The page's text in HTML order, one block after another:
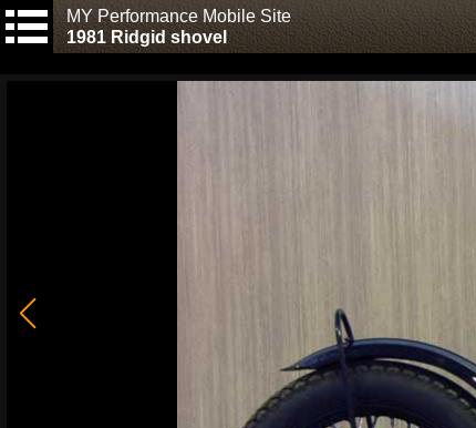
MY Performance Mobile Site
1981 Ridgid shovel